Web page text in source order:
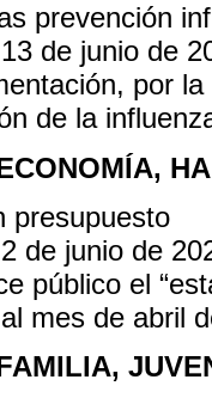
prevención
de junio de
por
de la
presupuesto
de junio de
público el
mes de abril